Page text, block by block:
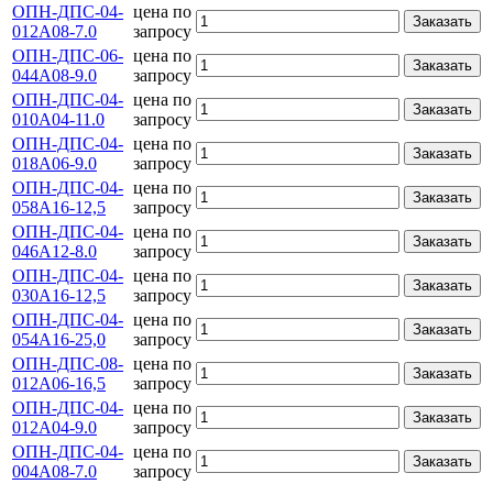
ОПН-ДПС-04-
012А08-7.0
цена по
запросу
Заказать
ОПН-ДПС-06-
044А08-9.0
цена по
запросу
Заказать
ОПН-ДПС-04-
010А04-11.0
цена по
запросу
Заказать
ОПН-ДПС-04-
018А06-9.0
цена по
запросу
Заказать
ОПН-ДПС-04-
058А16-12,5
цена по
запросу
Заказать
ОПН-ДПС-04-
046А12-8.0
цена по
запросу
Заказать
ОПН-ДПС-04-
030А16-12,5
цена по
запросу
Заказать
ОПН-ДПС-04-
054А16-25,0
цена по
запросу
Заказать
ОПН-ДПС-08-
012А06-16,5
цена по
запросу
Заказать
ОПН-ДПС-04-
012А04-9.0
цена по
запросу
Заказать
ОПН-ДПС-04-
004А08-7.0
цена по
запросу
Заказать